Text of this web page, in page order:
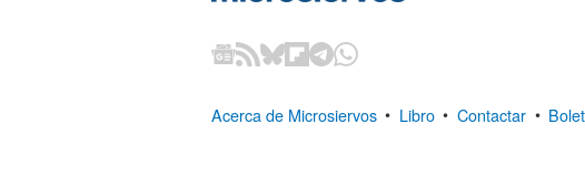
Acerca de Microsiervos • Libro • Contactar •